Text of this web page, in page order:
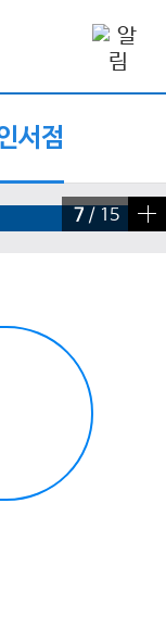
서점
7/ 15